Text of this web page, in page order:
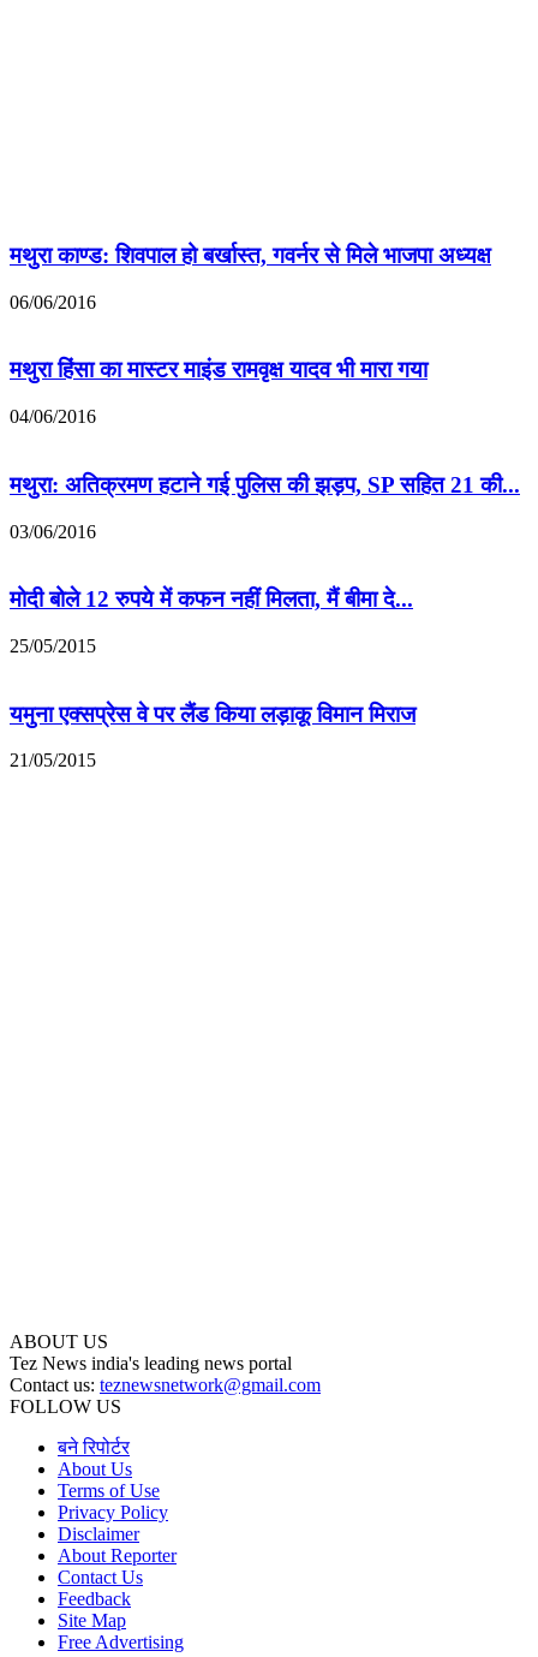
मथुरा काण्ड: शिवपाल हो बर्खास्त, गवर्नर से मिले भाजपा अध्यक्ष
06/06/2016
मथुरा हिंसा का मास्टर माइंड रामवृक्ष यादव भी मारा गया
04/06/2016
मथुरा: अतिक्रमण हटाने गई पुलिस की झड़प, SP सहित 21 की...
03/06/2016
मोदी बोले 12 रुपये में कफन नहीं मिलता, मैं बीमा दे...
25/05/2015
यमुना एक्सप्रेस वे पर लैंड किया लड़ाकू विमान मिराज
21/05/2015
ABOUT US
Tez News india's leading news portal
Contact us: teznewsnetwork@gmail.com
FOLLOW US
बने रिपोर्टर
About Us
Terms of Use
Privacy Policy
Disclaimer
About Reporter
Contact Us
Feedback
Site Map
Free Advertising